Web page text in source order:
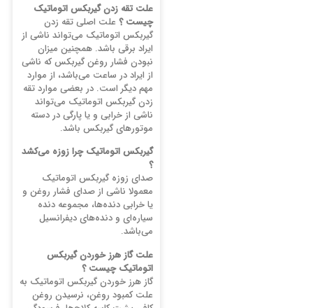
علت تقه زدن گیربکس اتوماتیک
علت اصلی تقه زدن
گیربکس اتوماتیک می‌تواند ناشی از
ایراد برقی باشد. همچنین میزان
نبودن فشار روغن گیربکس که ناشی
از ایراد در ساعت می‌باشد، از موارد
مهم دیگر است. در بعضی موارد تقه
زدن گیربکس اتوماتیک می‌تواند
ناشی از خرابی و یا پارگی در دسته
موتورهای گیربکس باشد.
گیربکس اتوماتیک چرا زوزه می‌کشد
صدای زوزه گیربکس اتوماتیک
معمولا ناشی از صدای فشار روغن و
یا خرابی دنده‌ها، مجموعه دنده
سیاره‌ای و دنده‌های دیفرانسیل
علت گاز هرز خوردن گیربکس
اتوماتیک چیست ؟
گاز هرز خوردن گیربکس اتوماتیک به
علت کمبود روغن، نرسیدن روغن